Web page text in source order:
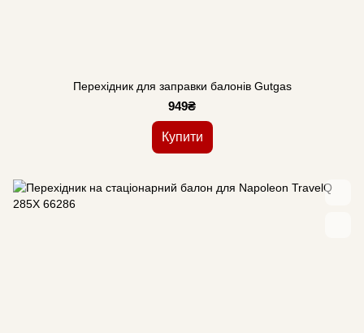
Перехідник для заправки балонів Gutgas
949₴
Купити